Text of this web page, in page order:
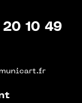
20 10 49